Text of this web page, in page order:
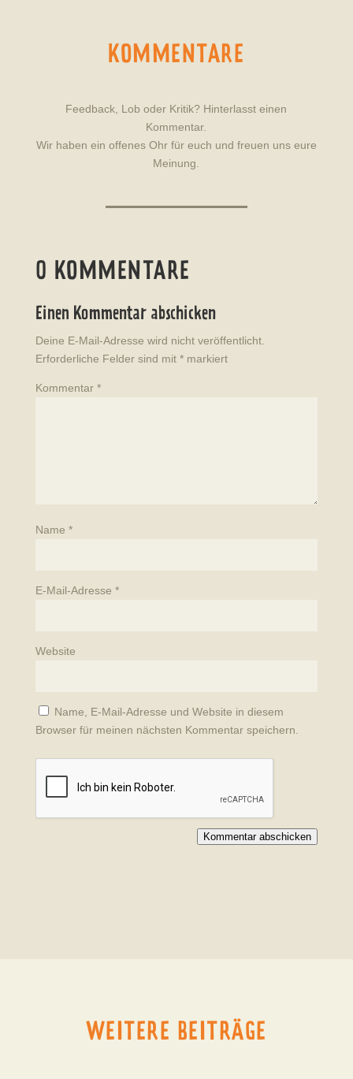
KOMMENTARE
Feedback, Lob oder Kritik? Hinterlasst einen
Kommentar.
Wir haben ein offenes Ohr für euch und freuen uns eure
Meinung.
0 KOMMENTARE
Einen Kommentar abschicken
Deine E-Mail-Adresse wird nicht veröffentlicht.
Erforderliche Felder sind mit *markiert
Kommentar *
Name *
E-Mail-Adresse *
Website
Name, E-Mail-Adresse und Website in diesem
Browser für meinen nächsten Kommentar speichern.
Kommentar abschicken
WEITERE BEITRÄGE